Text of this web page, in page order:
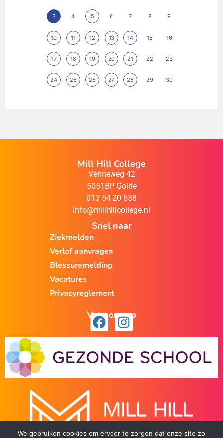
3 4 5 6 7 8 9
10 11 12 13 14 15 16
17 18 19 20 21 22 23
24 25 26 27 28 29 30
Mill Hill College
Venneweg 42
5051BP Goirle
013 54 20 538
info@millhillcollege.nl
Snel naar
Ziekmelden
Verlof aanvragen
Blessuremelding
Vacatures
Privacyreglement
Volg ons op
We gebruiken cookies om ervoor te zorgen dat onze site zo